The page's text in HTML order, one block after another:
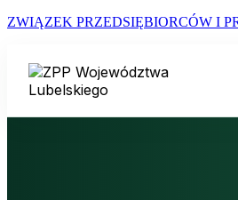
ZWIĄZEK PRZEDSIĘBIORCÓW I